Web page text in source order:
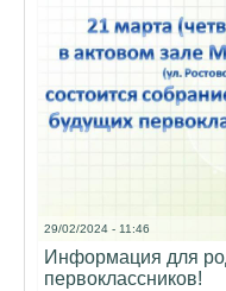
29/02/2024 - 11:46
Информация для
первоклассников!